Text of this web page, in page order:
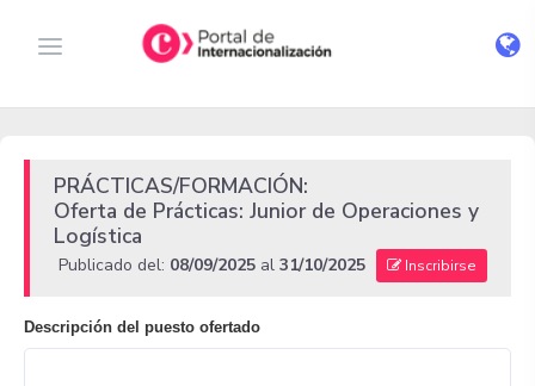
PRÁCTICAS/FORMACIÓN:
Oferta de Prácticas: Junior de Operaciones y
Logística
Publicado del: 08/09/2025 al 31/10/2025 Inscribirse
Descripción del puesto ofertado